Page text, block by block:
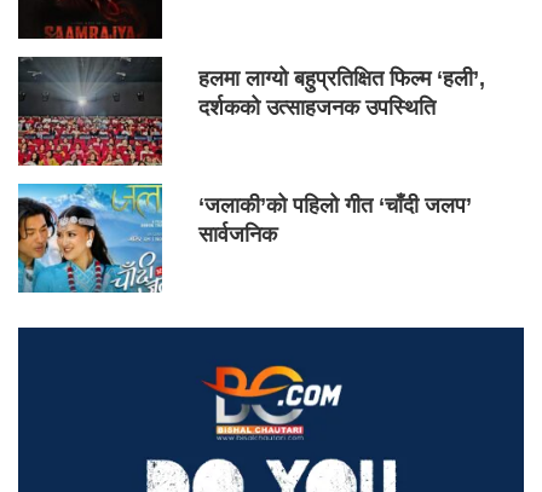
हलमा लाग्यो बहुप्रतिक्षित फिल्म ‘हली’,
दर्शकको उत्साहजनक उपस्थिति
‘जलाकी’को पहिलो गीत ‘चाँदी जलप’
सार्वजनिक